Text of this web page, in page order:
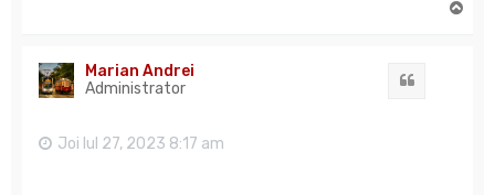
Marian Andrei
Administrator
Joi Iul 27, 2023 8:17 am